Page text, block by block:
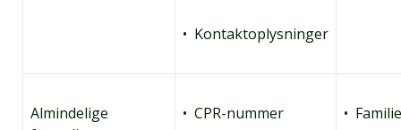
• Kontaktoplysninger
Almindelige
• CPR-nummer •